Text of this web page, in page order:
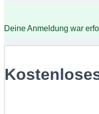
Deine Anmeldung war